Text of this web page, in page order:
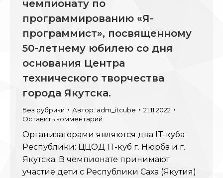
чемпионату по
программированию «Я-
программист», посвященному
50-летнему юбилею со дня
основания Центра
технического творчества
города Якутска.
Без рубрики Автор: adm_itcube
21.11.2022
Оставить комментарий
Организаторами являются два IT-куба
Республики: ЦЦОД IT-куб г. Нюрба и г.
Якутска. В чемпионате принимают
участие дети с Республики Саха (Якутия)